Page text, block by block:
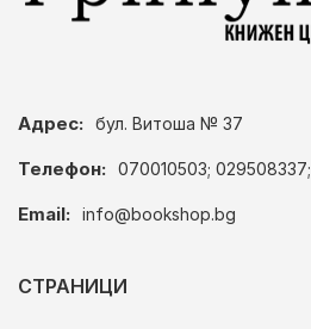
Адрес: бул. Витоша № 37
Телефон: 070010503; 029508337;
Email: info@bookshop.bg
СТРАНИЦИ